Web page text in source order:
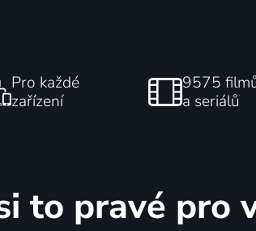
Pro každé
zařízení
9575
a seriálů
to pravé pro